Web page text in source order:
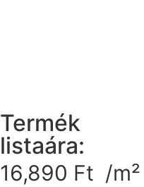
Termék
listaára:
16,890 Ft /m²